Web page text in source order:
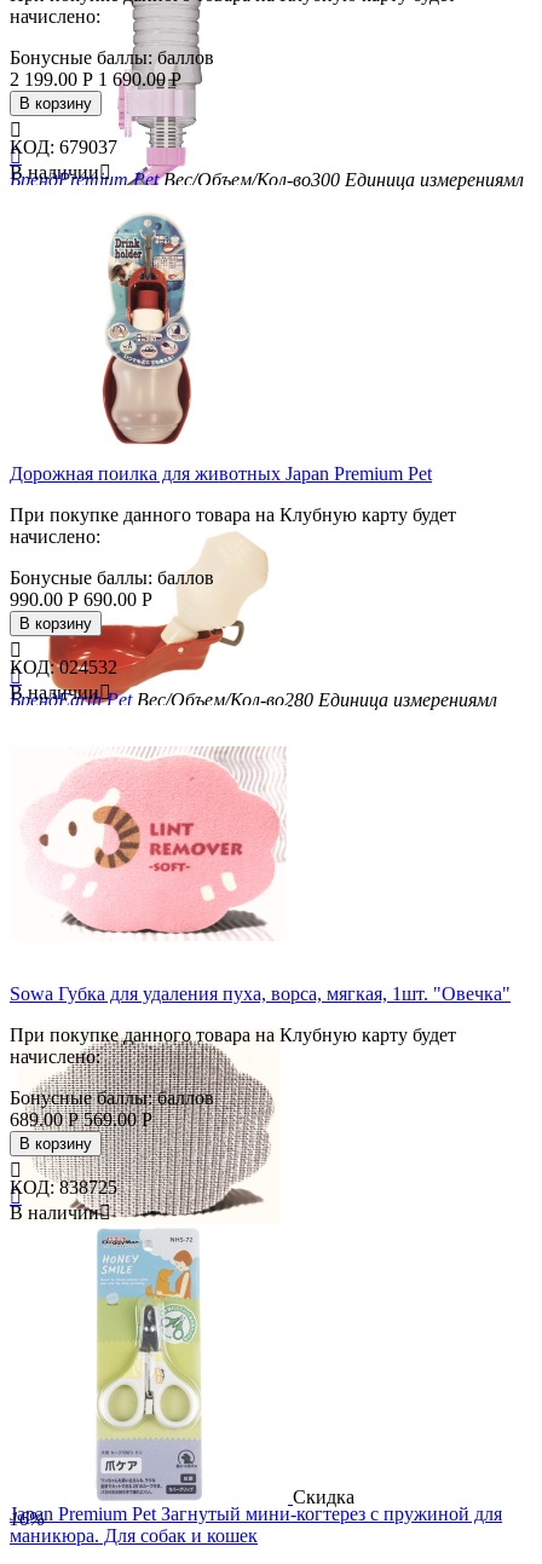
начислено:
Бонусные баллы: баллов
2 199.00 Р 1 690.00 Р
В корзину


БрендPremium Pet Вес/Объем/Кол-во300 Единица измерениямл
КОД: 679037
В наличии
Скидка
30%
Дорожная поилка для животных Japan Premium Pet
При покупке данного товара на Клубную карту будет
начислено:
Бонусные баллы: баллов
990.00 Р 690.00 Р
В корзину


БрендEarth Pet Вес/Объем/Кол-во280 Единица измерениямл
КОД: 024532
В наличии
Sowa Губка для удаления пуха, ворса, мягкая, 1шт. "Овечка"
При покупке данного товара на Клубную карту будет
начислено:
Бонусные баллы: баллов
689.00 Р 569.00 Р
В корзину


КОД: 838725
В наличии
Скидка
16%
Japan Premium Pet Загнутый мини-когтерез с пружиной для
маникюра. Для собак и кошек